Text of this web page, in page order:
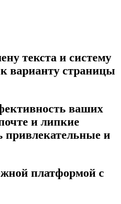
текста и систему
варианту страницы
ваших
и липкие
привлекательные и
платформой с